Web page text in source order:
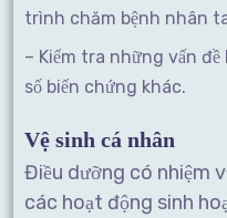
trình chăm bệnh nhân
– Kiểm tra những vấn
số biến chứng khác.
Vệ sinh cá nhân
Điều dưỡng có nhiệm
các hoạt động sinh